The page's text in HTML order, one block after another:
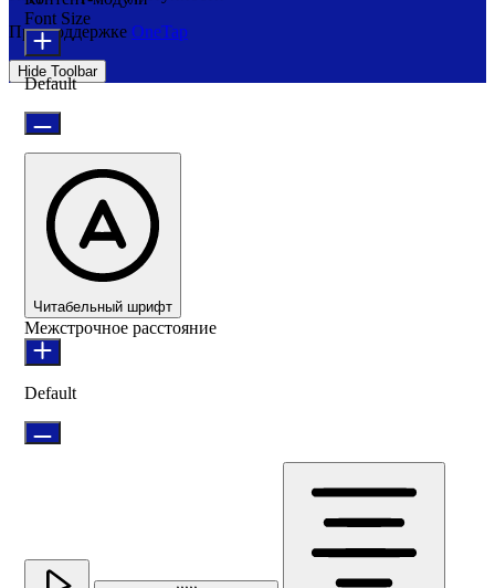
При поддержке OneTap
Hide Toolbar
Font Size
Default
Читабельный шрифт
Межстрочное расстояние
Default